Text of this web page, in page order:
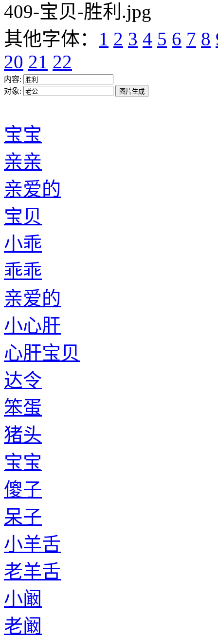
409-宝贝-胜利.jpg
其他字体： 1 2 3 4 5 6 7 8
20 21 22
内容:
对象:
宝宝
亲亲
亲爱的
宝贝
小乖
乖乖
亲爱的
小心肝
心肝宝贝
达令
笨蛋
猪头
宝宝
傻子
呆子
小羊舌
老羊舌
小阚
老阚